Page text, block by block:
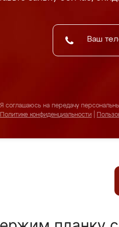
Я соглашаюсь на передачу
Политике конфиденциальности